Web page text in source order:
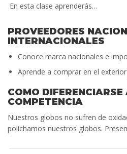
En esta clase aprenderás…
PROVEEDORES
INTERNACIONALES
Conoce marca nacionales e
Aprende a comprar en el
COMO
COMPETENCIA
Nuestros globos no sufren de
polichamos nuestros globos.